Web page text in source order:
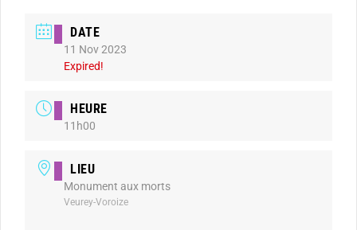
DATE
11 Nov 2023
Expired!
HEURE
11h00
LIEU
Monument aux morts
Veurey-Voroize